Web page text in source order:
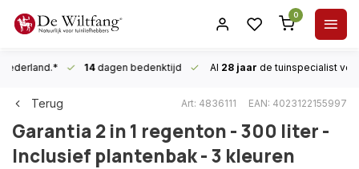
0
14dagen bedenktijd Al 28 jaar de tuinspecialist
Terug Art: 4836111 EAN: 4023122155997
Garantia 2 in 1 regenton - 300 liter -
Inclusief plantenbak - 3 kleuren